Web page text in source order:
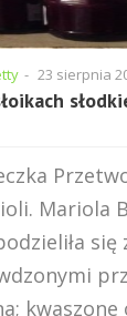
- 23 sierpnia
Mariola
się
kwaszone